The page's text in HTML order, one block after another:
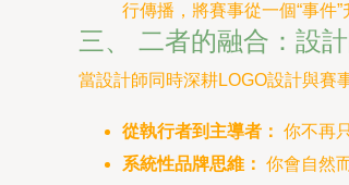
行傳播，將賽事從一個“事件”
三、 二者的融合：設
當設計師同時深耕LOGO設計與賽
從執行者到主導者： 你不再
系統性品牌思維： 你會自然